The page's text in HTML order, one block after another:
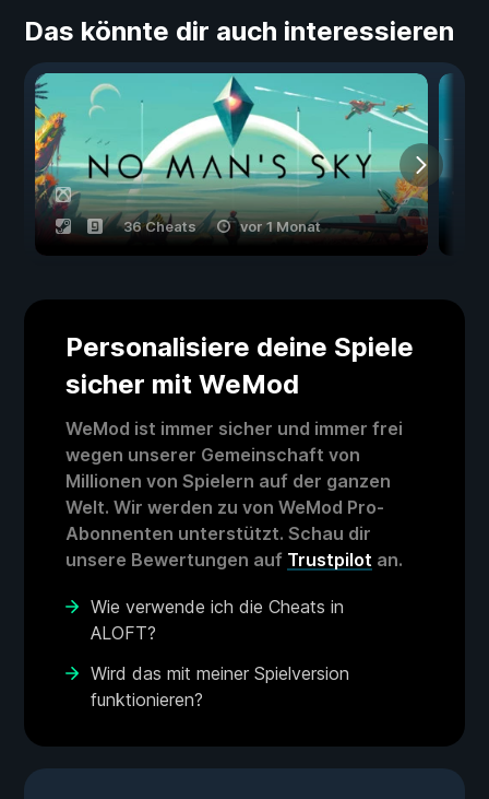
Das könnte dir auch interessieren
36 Cheats vor 1 Monat
Personalisiere deine Spiele
sicher mit WeMod
WeMod ist immer sicher und immer frei
wegen unserer Gemeinschaft von
Millionen von Spielern auf der ganzen
Welt. Wir werden zu von WeMod Pro-
Abonnenten unterstützt. Schau dir
unsere Bewertungen auf Trustpilot an.
Wie verwende ich die Cheats in
ALOFT?
Wird das mit meiner Spielversion
funktionieren?